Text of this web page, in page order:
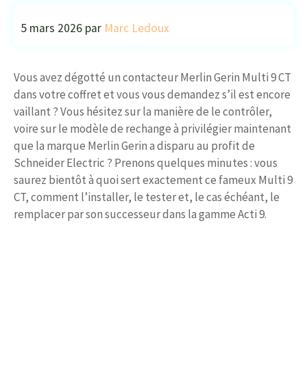
5 mars 2026 par Marc Ledoux
Vous avez dégotté un contacteur Merlin Gerin Multi 9 CT
dans votre coffret et vous vous demandez s’il est encore
vaillant ? Vous hésitez sur la manière de le contrôler,
voire sur le modèle de rechange à privilégier maintenant
que la marque Merlin Gerin a disparu au profit de
Schneider Electric ? Prenons quelques minutes : vous
saurez bientôt à quoi sert exactement ce fameux Multi 9
CT, comment l’installer, le tester et, le cas échéant, le
remplacer par son successeur dans la gamme Acti 9.